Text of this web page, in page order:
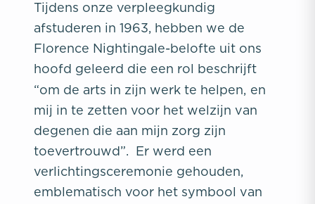
Tijdens onze verpleegkundig
afstuderen in 1963, hebben we de
Florence Nightingale-belofte uit ons
hoofd geleerd die een rol beschrijft
“om de arts in zijn werk te helpen, en
mij in te zetten voor het welzijn van
degenen die aan mijn zorg zijn
toevertrouwd”. Er werd een
verlichtingsceremonie gehouden,
emblematisch voor het symbool van